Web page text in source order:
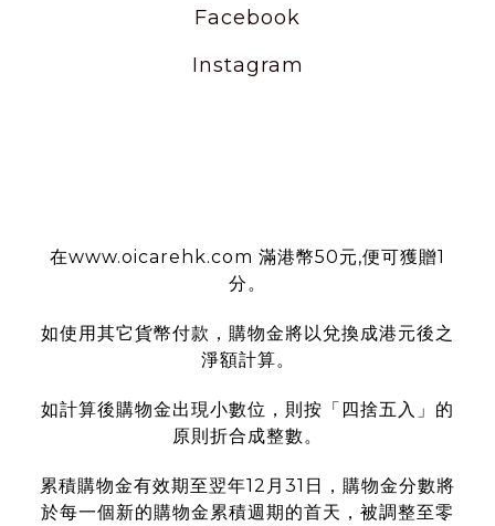
Facebook
Instagram
在www.oicarehk.com 滿港幣50元,便可獲贈1
分。
如使用其它貨幣付款，購物金將以兌換成港元後之
淨額計算。
如計算後購物金出現小數位，則按「四捨五入」的
原則折合成整數。
累積購物金有效期至翌年12月31日，購物金分數將
於每一個新的購物金累積週期的首天，被調整至零